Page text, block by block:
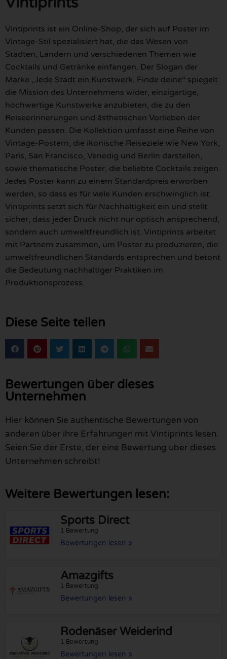
Vintiprints ist ein Online-Shop, der sich auf Poster im
Vintage-Stil spezialisiert hat, die das Wesen von
Städten, Ländern und verschiedenen Themen wie
Cocktails und Getränke einfangen. Der Slogan der
Marke „Jede Stadt ein Kunstwerk. Finde deine“ spiegelt
die Mission des Unternehmens wider, einzigartige,
hochwertige Kunstwerke anzubieten, die zu den
Reiseerinnerungen und ästhetischen Vorlieben der
Kunden passen. Die Kollektion umfasst eine Reihe von
Vintage-Postern, die ikonische Reiseziele wie New York,
Paris, San Francisco, Venedig und Berlin darstellen,
sowie thematische Poster, die beliebte Cocktails zeigen.
Jedes Poster kann zu einem Standardpreis erworben
werden, so dass es für viele Kunden erschwinglich ist.
Vintiprints setzt sich für Nachhaltigkeit ein und stellt
sicher, dass jeder Druck nicht nur optisch ansprechend,
sondern auch umweltfreundlich ist. Vintiprints arbeitet
mit Partnern zusammen, um Poster zu produzieren, die
umweltfreundlichen Standards entsprechen und betont
die Bedeutung nachhaltiger Praktiken im
Produktionsprozess.
Diese Seite teilen
Bewertungen über dieses
Unternehmen
Hier können Sie authentische Bewertungen von
anderen über ihre Erfahrungen mit Vintiprints lesen.
Seien Sie der Erste, der eine Bewertung über dieses
Unternehmen schreibt!
Weitere Bewertungen lesen:
Sports Direct
1 Bewertung
Bewertungen lesen »
Amazgifts
1 Bewertung
Bewertungen lesen »
Rodenäser Weiderind
1 Bewertung
Bewertungen lesen »